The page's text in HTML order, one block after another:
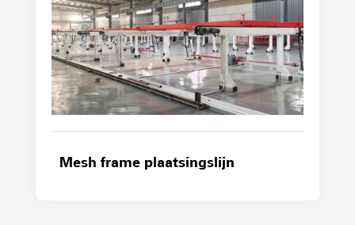
Mesh frame plaatsingslijn